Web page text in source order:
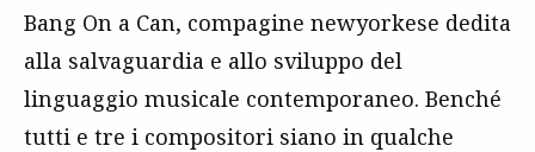
Bang On a Can, compagine newyorkese dedita
alla salvaguardia e allo sviluppo del
linguaggio musicale contemporaneo. Benché
tutti e tre i compositori siano in qualche